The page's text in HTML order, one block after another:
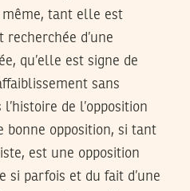
même, tant elle est
recherchée d’une
qu’elle est signe de
sans
de l’opposition
bonne opposition, si tant
est une opposition
si parfois et du fait d’une